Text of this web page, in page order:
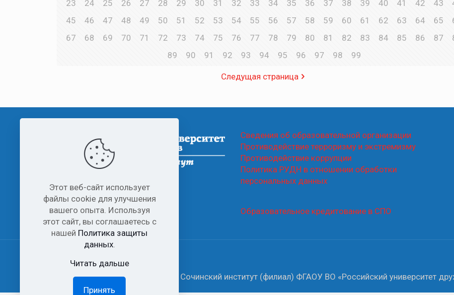
23
24 25 26 27 28 29 30 31 32 33 34 35 36 37 38 39 40 41 42 43
45
46 47 48 49 50 51 52 53 54 55 56 57 58 59 60 61 62 63 64 65
67
68 69 70 71 72 73 74 75 76 77 78 79 80 81 82 83 84 85 86 87
89
90 91 92 93 94 95 96 97 98 99
Следущая страница
Сведения об образовательной организации
Противодействие терроризму и экстремизму
Противодействие коррупции
Политика РУДН в отношении обработки
персональных данных
Образовательное кредитование в СПО
© 2006-2026 Все права защищены Сочинский институт (филиал) ФГАОУ ВО «Российский университет
Этот веб-сайт использует
файлы cookie для улучшения
вашего опыта. Используя
этот сайт, вы соглашаетесь с
нашей Политика защиты
данных.
Читать дальше
Принять